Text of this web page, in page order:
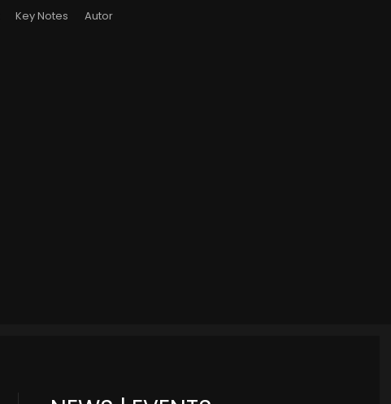
Key Notes Autor